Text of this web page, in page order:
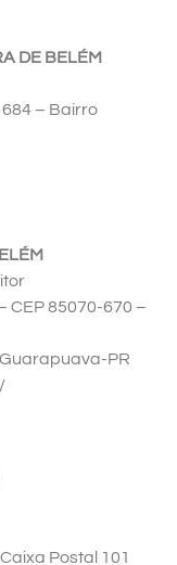
DE BELÉM
– Bairro
CEP 85070-670 –
PR
Postal 101